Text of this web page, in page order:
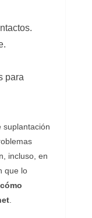
para
suplantación
incluso, en
que lo
cómo